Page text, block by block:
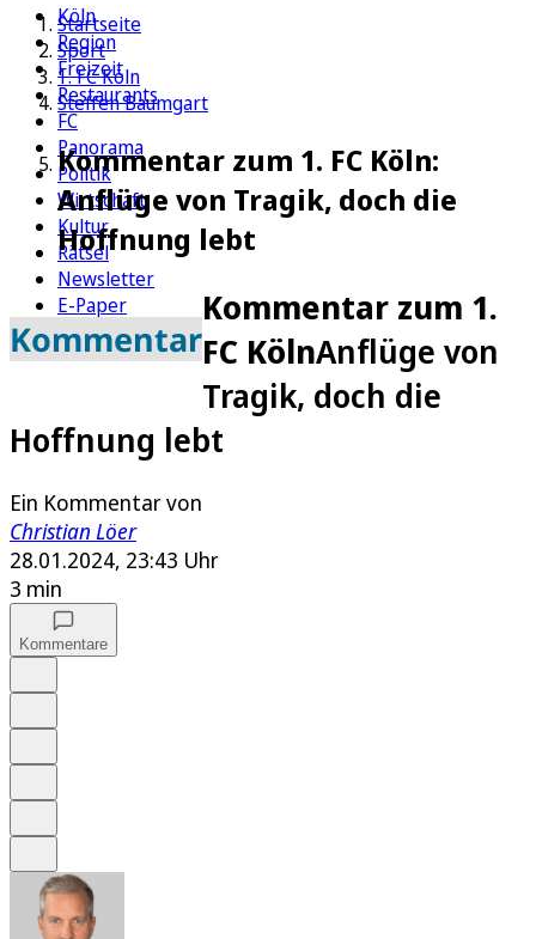
Köln
Region
Freizeit
Restaurants
FC
Panorama
Politik
Wirtschaft
Kultur
Rätsel
Newsletter
E-Paper
Startseite
Sport
1. FC Köln
Steffen Baumgart
Kommentar zum 1. FC Köln:
Anflüge von Tragik, doch die
Hoffnung lebt
Kommentar
Kommentar zum 1.
FC KölnAnflüge von
Tragik, doch die
Hoffnung lebt
Ein Kommentar von
Christian Löer
28.01.2024, 23:43 Uhr
3 min
Kommentare